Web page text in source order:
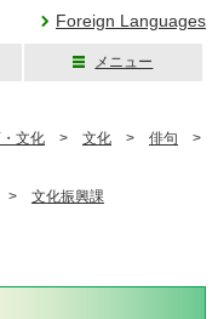
Foreign Languages
メニュー
文化 > 文化 > 俳句 >
> 文化振興課